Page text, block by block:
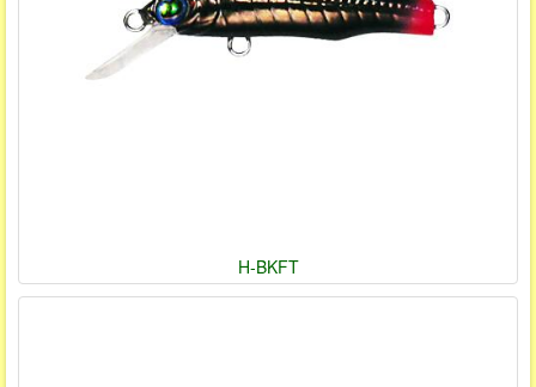
H-BKFT